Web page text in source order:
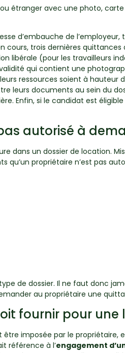
étranger avec une photo,
d’embauche de
trois dernières
libérale (pour les travailleurs
qui contient une
ressources soient à
leurs documents au sein du
Enfin, si le candidat est
autorisé à
dans un dossier de location.
propriétaire n’est pas
de dossier. Il ne faut donc
au propriétaire une
fournir pour
imposée par le propriétaire,
référence à l’engagement